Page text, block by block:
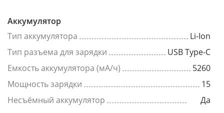
Аккумулятор
Тип аккумулятора
Li-Ion
Тип разъема для зарядки
USB Type-C
Емкость аккумулятора (мА/ч)
5260
Мощность зарядки
15
Несъёмный аккумулятор
Да